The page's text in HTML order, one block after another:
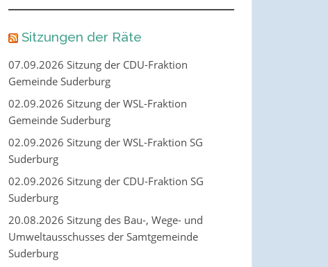
Sitzungen der Räte
07.09.2026 Sitzung der CDU-Fraktion
Gemeinde Suderburg
02.09.2026 Sitzung der WSL-Fraktion
Gemeinde Suderburg
02.09.2026 Sitzung der WSL-Fraktion SG
Suderburg
02.09.2026 Sitzung der CDU-Fraktion SG
Suderburg
20.08.2026 Sitzung des Bau-, Wege- und
Umweltausschusses der Samtgemeinde
Suderburg